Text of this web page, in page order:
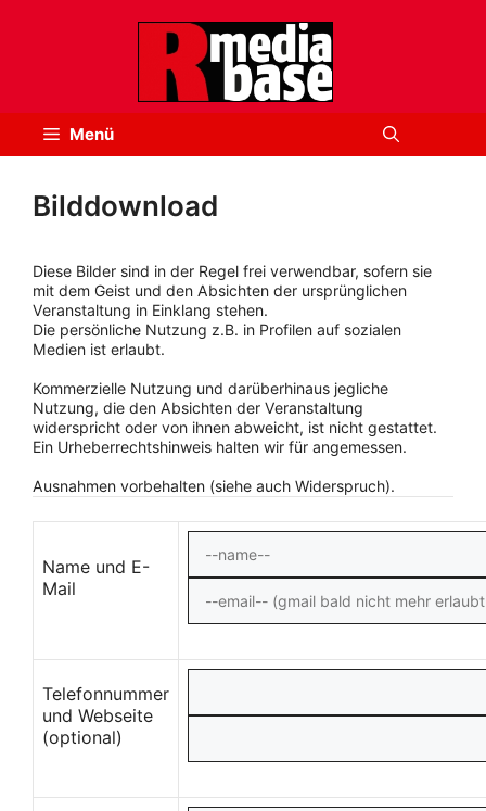
Menü
Bilddownload
Diese Bilder sind in der Regel frei verwendbar, sofern sie
mit dem Geist und den Absichten der ursprünglichen
Veranstaltung in Einklang stehen.
Die persönliche Nutzung z.B. in Profilen auf sozialen
Medien ist erlaubt.
Kommerzielle Nutzung und darüberhinaus jegliche
Nutzung, die den Absichten der Veranstaltung
widerspricht oder von ihnen abweicht, ist nicht gestattet.
Ein Urheberrechtshinweis halten wir für angemessen.
Ausnahmen vorbehalten (siehe auch Widerspruch).
Name und E-
Mail
Telefonnummer
und Webseite
(optional)